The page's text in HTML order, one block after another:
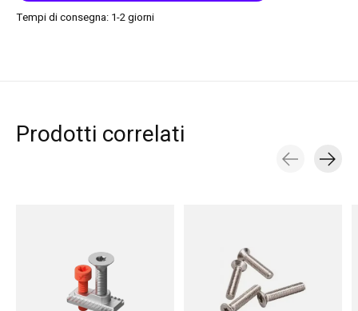
Tempi di consegna: 1-2 giorni
Prodotti correlati